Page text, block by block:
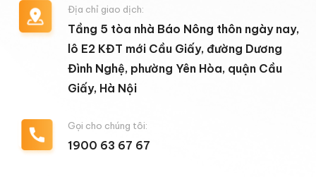
Địa chỉ giao dịch:
Tầng 5 tòa nhà Báo Nông thôn ngày nay,
lô E2 KĐT mới Cầu Giấy, đường Dương
Đình Nghệ, phường Yên Hòa, quận Cầu
Giấy, Hà Nội
Gọi cho chúng tôi:
1900 63 67 67